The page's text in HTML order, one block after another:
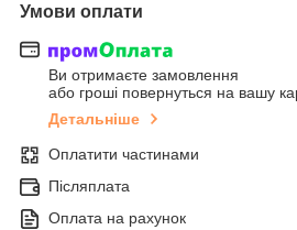
Умови оплати
Ви отримаєте замовлення
або гроші повернуться на вашу
Детальніше
Оплатити частинами
Післяплата
Оплата на рахунок